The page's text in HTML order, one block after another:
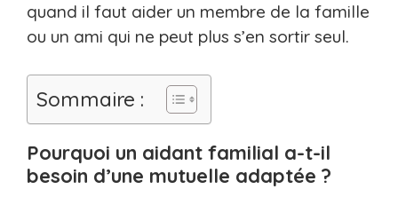
quand il faut aider un membre de la famille
ou un ami qui ne peut plus s’en sortir seul.
Sommaire :
Pourquoi un aidant familial a-t-il
besoin d’une mutuelle adaptée ?